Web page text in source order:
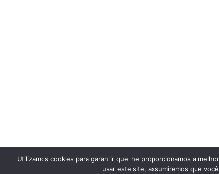
Utilizamos cookies para garantir que lhe proporcionamos a
usar este site, assumiremos que